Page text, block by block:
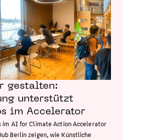
gestalten:
unterstützt
im Accelerator
im AI for Climate Action Accelerator
Berlin zeigen, wie Künstliche